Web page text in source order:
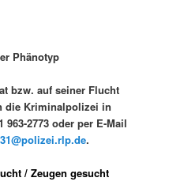
Phänotyp
bzw. auf seiner Flucht
die Kriminalpolizei in
963-2773 oder per E-Mail
.
/ Zeugen gesucht